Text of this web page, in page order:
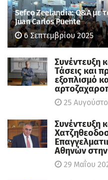
Sefco Zeelandia: Q&A με
Juan Carlos Puente
6 Σεπτεμβρίου 2025
Συνέντευξη
Τάσεις και
εξοπλισμό
25
Συνέντευξη
Αθηνών
29 Μαΐου